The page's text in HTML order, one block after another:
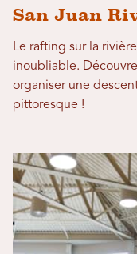
San Juan
Le rafting sur la
inoubliable.
organiser une
pittoresque !